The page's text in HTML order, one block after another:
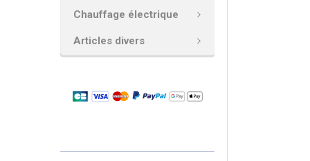
Chauffage électrique
Articles divers